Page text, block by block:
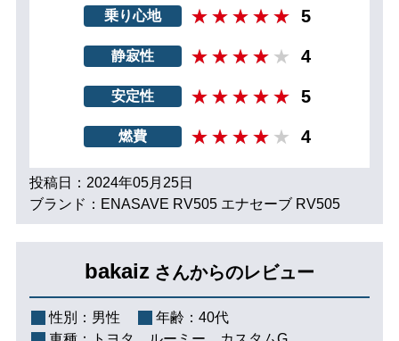
乗り心地 5
静寂性 4
安定性 5
燃費 4
投稿日：2024年05月25日
ブランド：ENASAVE RV505 エナセーブ RV505
bakaiz さんからのレビュー
性別： 男性 年齢： 40代